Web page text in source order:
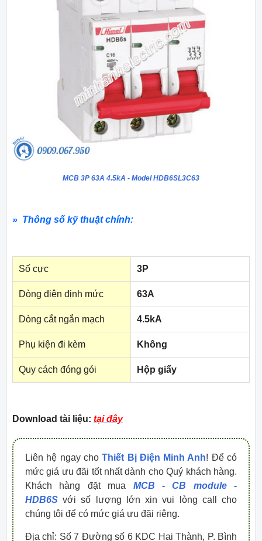
MCB 3P 63A 4.5kA - Model HDB6SL3C63
» Thông số kỹ thuật chính:
Số cực 3P
Dòng điện định mức 63A
Dòng cắt ngắn mạch 4.5kA
Phụ kiện đi kèm Không
Quy cách đóng gói Hộp giấy
Download tài liệu: tại đây
Liên hệ ngay choThiết Bị Điện Minh Anh! Để có
mức giá ưu đãi tốt nhất dành cho Quý khách hàng.
Khách hàng đặt mua MCB - CB module -
HDB6S với số lượng lớn xin vui lòng call cho
chúng tôi để có mức giá ưu đãi riêng.
Địa chỉ: Số 7 Đường số 6 KDC Hai Thành, P. Bình